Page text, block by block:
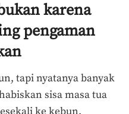
karena
pengaman
tapi nyatanya banyak
sisa masa tua